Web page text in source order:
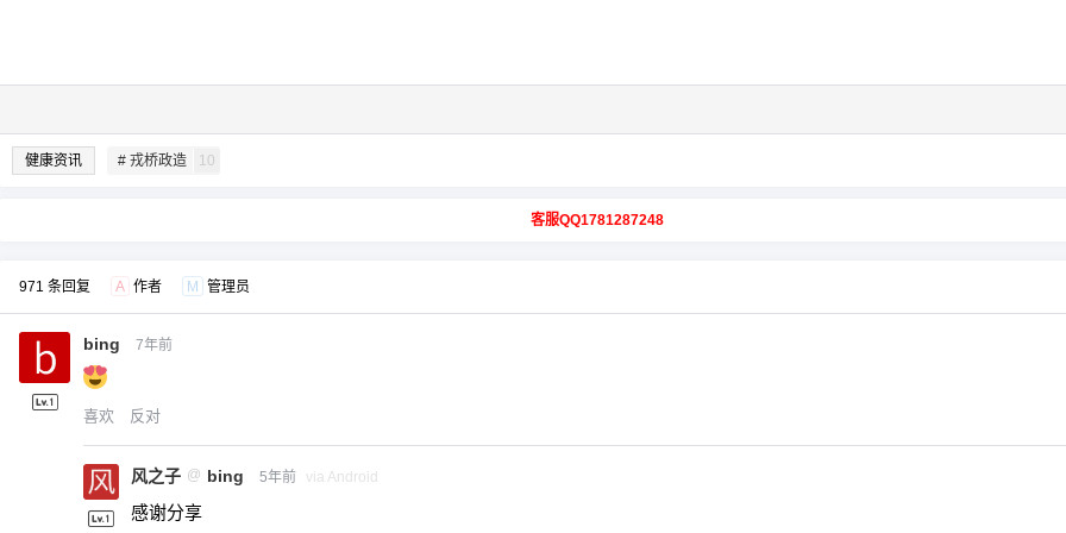
健康资讯 # 戎桥政造 10
客服QQ1781287248
971 条回复 A 作者 M 管理员
bing 7年前
喜欢 反对
风之子 @ bing 5年前 via Android
感谢分享